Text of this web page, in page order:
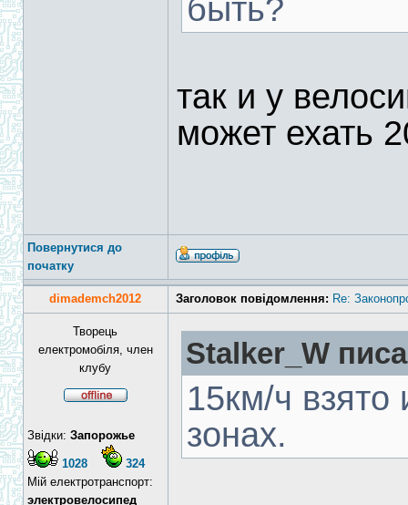
быть?
так и у
может ехать
Повернутися до
початку
dimademch2012 Заголовок повідомлення: Re:
Творець
електромобіля, член
клубу
Звідки: Запорожье
1028
324
Мій електротранспорт:
электровелосипед
Stalker_W
15км/ч
зонах.